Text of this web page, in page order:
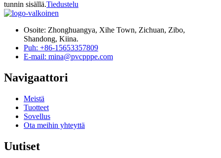
tunnin sisällä.Tiedustelu
Osoite: Zhonghuangya, Xihe Town, Zichuan, Zibo,
Shandong, Kiina.
Puh: +86-15653357809
E-mail: mina@pvcpppe.com
Navigaattori
Meistä
Tuotteet
Sovellus
Ota meihin yhteyttä
Uutiset